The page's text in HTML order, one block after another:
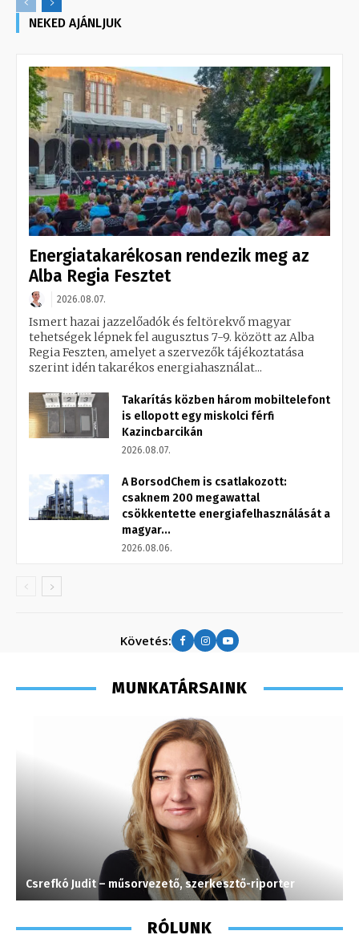
NEKED AJÁNLJUK
Energiatakarékosan rendezik meg az
Alba Regia Fesztet
2026.08.07.
Ismert hazai jazzelőadók és feltörekvő magyar
tehetségek lépnek fel augusztus 7-9. között az Alba
Regia Feszten, amelyet a szervezők tájékoztatása
szerint idén takarékos energiahasználat...
Takarítás közben három mobiltelefont
is ellopott egy miskolci férfi
Kazincbarcikán
2026.08.07.
A BorsodChem is csatlakozott:
csaknem 200 megawattal
csökkentette energiafelhasználását a
magyar...
2026.08.06.
Követés:
MUNKATÁRSAINK
Csrefkó Judit – műsorvezető, szerkesztő-riporter
RÓLUNK